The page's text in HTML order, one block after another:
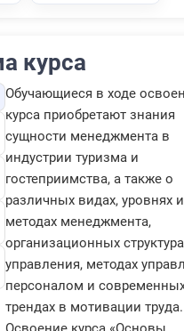
курса
Обучающиеся в ходе
курса приобретают знания
сущности менеджмента в
индустрии туризма и
гостеприимства, а также о
различных видах, уровнях и
методах менеджмента,
организационных
управления, методах
персоналом и
трендах в мотивации труда.